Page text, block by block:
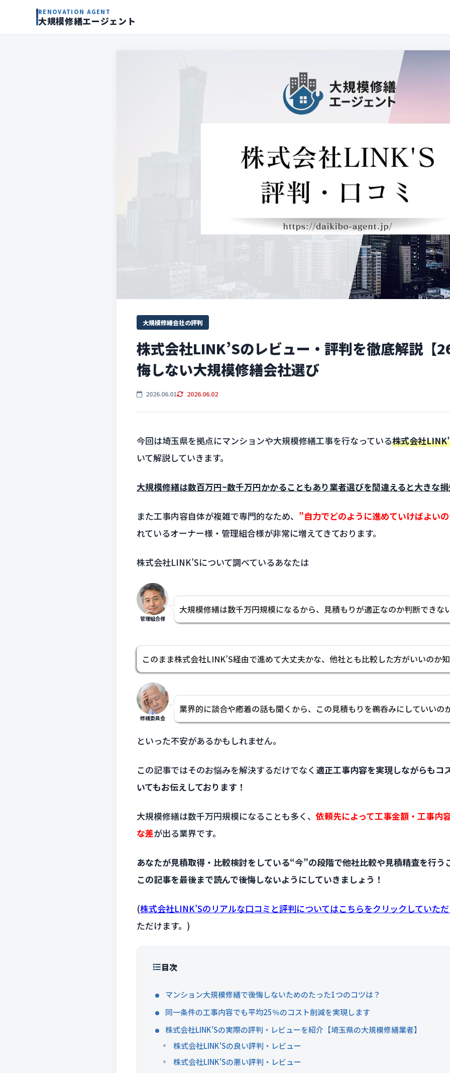
RENOVATION AGENT
大規模修繕エージェント
大規模修繕会社の評判
株式会社LINK’Sのレビュー・評判を徹底解説【
悔しない大規模修繕会社選び
2026.06.01 2026.06.02
今回は埼玉県を拠点にマンションや大規模修繕工事を行なっている株式会社
いて解説していきます。
大規模修繕は数百万円~数千万円かかることもあり業者選びを間違えると大きな
また工事内容自体が複雑で専門的なため、 ”自力でどのように進めていけばよい
れているオーナー様・管理組合様が非常に増えてきております。
株式会社LINK’Sについて調べているあなたは
管理組合様
大規模修繕は数千万円規模になるから、見積もりが適正なのか判断できな
このまま株式会社LINK’S経由で進めて大丈夫かな、他社とも比較した方がいいのか
修繕委員会
業界的に談合や癒着の話も聞くから、この見積もりを鵜呑みにしていいの
といった不安があるかもしれません。
この記事ではそのお悩みを解決するだけでなく 適正工事内容を実現しながらもコ
いてもお伝えしております！
大規模修繕は数千万円規模になることも多く、依頼先によって工事金額・工事内
な差が出る業界です。
あなたが見積取得・比較検討をしている“今”の段階で他社比較や見積精査を行う
この記事を最後まで読んで後悔しないようにしていきましょう！
(株式会社LINK’Sのリアルな口コミと評判についてはこちらをクリックしていた
ただけます。)
目次
マンション大規模修繕で後悔しないためのたった1つのコツは？
同一条件の工事内容でも平均25％のコスト削減を実現します
株式会社LINK'Sの実際の評判・レビューを紹介【埼玉県の大規模修繕業者】
株式会社LINK'Sの良い評判・レビュー
株式会社LINK'Sの悪い評判・レビュー